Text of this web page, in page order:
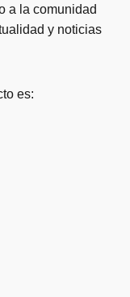
a la comunidad
y noticias
es: